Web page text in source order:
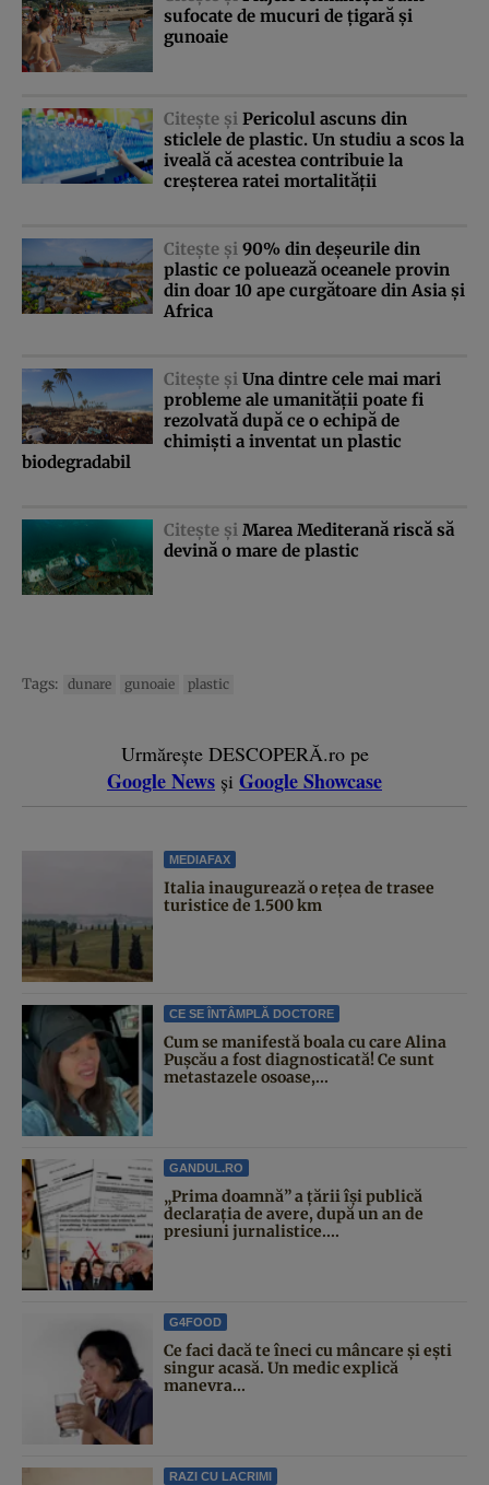
sufocate de mucuri de ţigară şi
gunoaie
Citeşte şi Pericolul ascuns din
sticlele de plastic. Un studiu a scos la
iveală că acestea contribuie la
creşterea ratei mortalităţii
Citeşte şi 90% din deşeurile din
plastic ce poluează oceanele provin
din doar 10 ape curgătoare din Asia şi
Africa
Citeşte şi Una dintre cele mai mari
probleme ale umanităţii poate fi
rezolvată după ce o echipă de
chimişti a inventat un plastic
biodegradabil
Citeşte şi Marea Mediterană riscă să
devină o mare de plastic
Tags: dunare gunoaie plastic
Urmărește DESCOPERĂ.ro pe
Google News și Google Showcase
MEDIAFAX
Italia inaugurează o rețea de trasee
turistice de 1.500 km
CE SE ÎNTÂMPLĂ DOCTORE
Cum se manifestă boala cu care Alina
Pușcău a fost diagnosticată! Ce sunt
metastazele osoase,...
GANDUL.RO
„Prima doamnă” a țării își publică
declarația de avere, după un an de
presiuni jurnalistice....
G4FOOD
Ce faci dacă te îneci cu mâncare și ești
singur acasă. Un medic explică
manevra...
RAZI CU LACRIMI